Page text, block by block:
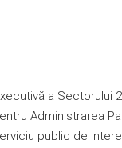
a Sectorului
Administrarea
public de